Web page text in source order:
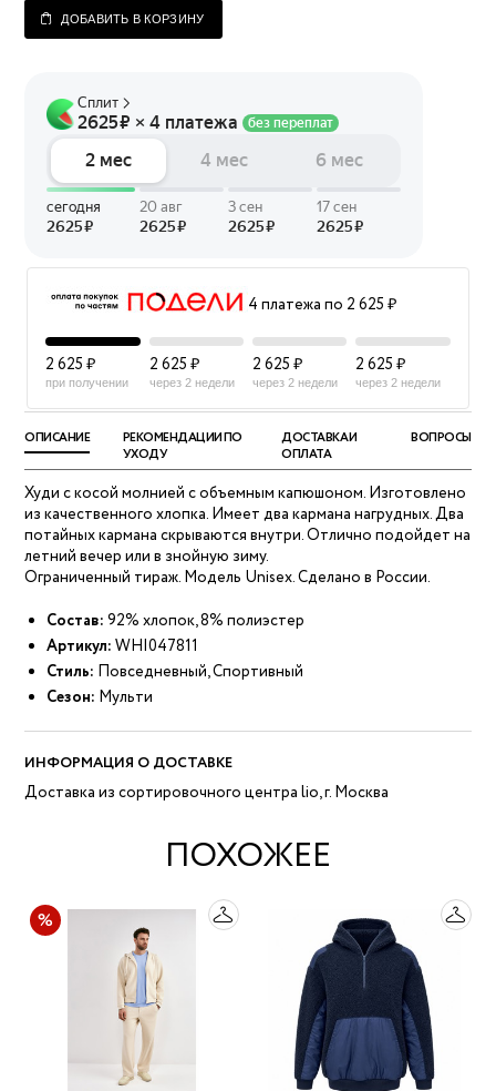
ДОБАВИТЬ В КОРЗИНУ
4 платежа по 2 625 ₽
2 625 ₽
при получении
2 625 ₽
через 2 недели
2 625 ₽
через 2 недели
2 625 ₽
через 2 недели
ОПИСАНИЕ
РЕКОМЕНДАЦИИ ПО
УХОДУ
ДОСТАВКА И
ОПЛАТА
ВОПРОСЫ
Худи с косой молнией с объемным капюшоном. Изготовлено
из качественного хлопка. Имеет два кармана нагрудных. Два
потайных кармана скрываются внутри. Отлично подойдет на
летний вечер или в знойную зиму.
Ограниченный тираж. Модель Unisex. Cделано в России.
Состав: 92% хлопок, 8% полиэстер
Артикул: WHI047811
Стиль: Повседневный, Спортивный
Сезон: Мульти
ИНФОРМАЦИЯ О ДОСТАВКЕ
Доставка из сортировочного центра lio, г. Москва
ПОХОЖЕЕ